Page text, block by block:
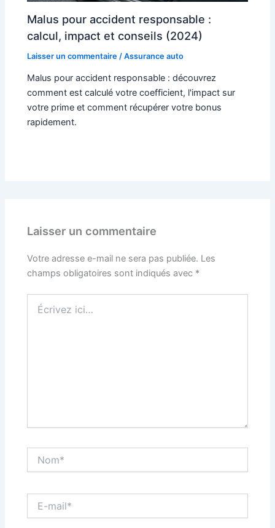
Malus pour accident responsable :
calcul, impact et conseils (2024)
Laisser un commentaire /Assurance auto
Malus pour accident responsable : découvrez
comment est calculé votre coefficient, l'impact sur
votre prime et comment récupérer votre bonus
rapidement.
Laisser un commentaire
Votre adresse e-mail ne sera pas publiée. Les
champs obligatoires sont indiqués avec *
ici…
mail*